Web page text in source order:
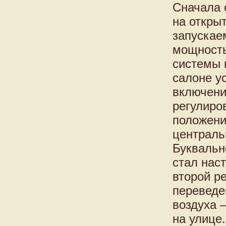
Сначала
на
системы
салоне
стал
второй
воздуха
на улице.